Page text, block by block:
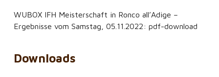
WUBOX IFH Meisterschaft in Ronco all’Adige –
Ergebnisse vom Samstag, 05.11.2022: pdf-download
Downloads